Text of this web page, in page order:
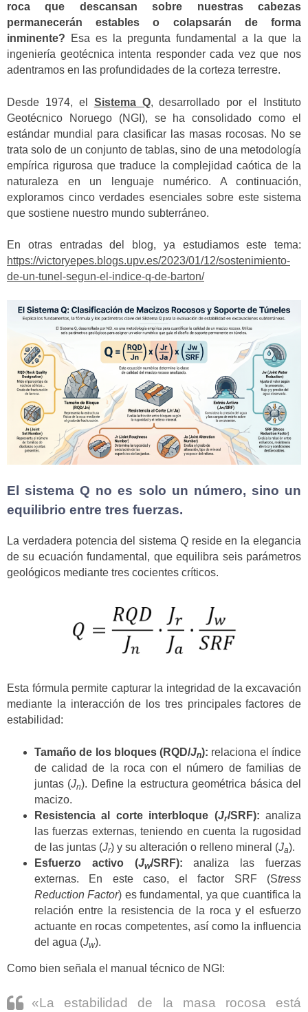
roca que descansan sobre nuestras cabezas
permanecerán estables o colapsarán de forma
inminente? Esa es la pregunta fundamental a la que la
ingeniería geotécnica intenta responder cada vez que nos
adentramos en las profundidades de la corteza terrestre.
Desde 1974, el Sistema Q, desarrollado por el Instituto
Geotécnico Noruego (NGI), se ha consolidado como el
estándar mundial para clasificar las masas rocosas. No se
trata solo de un conjunto de tablas, sino de una metodología
empírica rigurosa que traduce la complejidad caótica de la
naturaleza en un lenguaje numérico. A continuación,
exploramos cinco verdades esenciales sobre este sistema
que sostiene nuestro mundo subterráneo.
En otras entradas del blog, ya estudiamos este tema:
https://victoryepes.blogs.upv.es/2023/01/12/sostenimiento-
de-un-tunel-segun-el-indice-q-de-barton/
El sistema Q no es solo un número, sino un
equilibrio entre tres fuerzas.
La verdadera potencia del sistema Q reside en la elegancia
de su ecuación fundamental, que equilibra seis parámetros
geológicos mediante tres cocientes críticos.
Esta fórmula permite capturar la integridad de la excavación
mediante la interacción de los tres principales factores de
estabilidad:
Tamaño de los bloques (RQD/Jn): relaciona el índice
de calidad de la roca con el número de familias de
juntas (Jn). Define la estructura geométrica básica del
macizo.
Resistencia al corte interbloque (Jr/SRF): analiza
las fuerzas externas, teniendo en cuenta la rugosidad
de las juntas (Jr) y su alteración o relleno mineral (Ja).
Esfuerzo activo (Jw/SRF): analiza las fuerzas
externas. En este caso, el factor SRF (Stress
Reduction Factor) es fundamental, ya que cuantifica la
relación entre la resistencia de la roca y el esfuerzo
actuante en rocas competentes, así como la influencia
del agua (Jw).
Como bien señala el manual técnico de NGI:
«La estabilidad de la masa rocosa está